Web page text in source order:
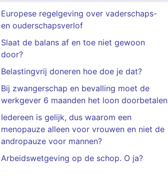
Europese regelgeving over vaderschaps-
en ouderschapsverlof
Slaat de balans af en toe niet gewoon
door?
Belastingvrij doneren hoe doe je dat?
Bij zwangerschap en bevalling moet de
werkgever 6 maanden het loon doorbetalen
Iedereen is gelijk, dus waarom een
menopauze alleen voor vrouwen en niet de
andropauze voor mannen?
Arbeidswetgeving op de schop. O ja?